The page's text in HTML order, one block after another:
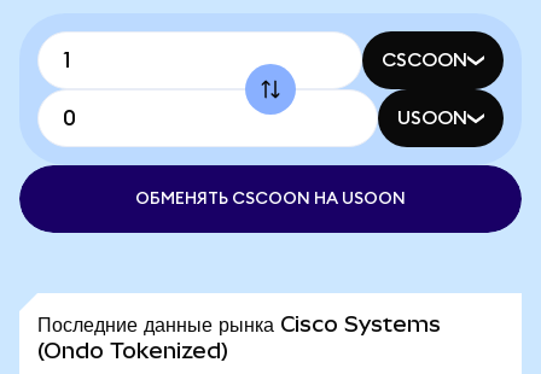
CSCOON
USOON
ОБМЕНЯТЬ CSCOON НА USOON
Последние данные рынка Cisco Systems
(Ondo Tokenized)